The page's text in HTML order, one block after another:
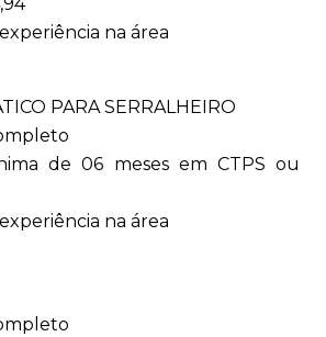
na área
PARA SERRALHEIRO
de 06 meses em CTPS ou
na área